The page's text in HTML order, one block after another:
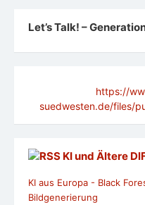
Let’s Talk! –
https://
suedwesten.de/files/
KI und Ältere
KI aus Europa - Black
Bildgenerierung